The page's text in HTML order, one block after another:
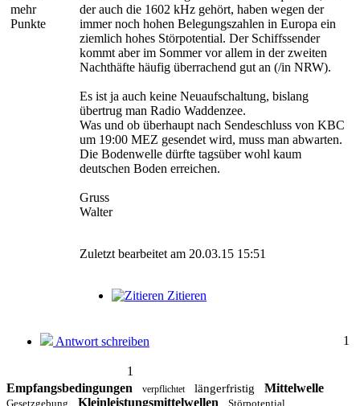
mehr
Punkte
der auch die 1602 kHz gehört, haben wegen der
immer noch hohen Belegungszahlen in Europa ein
ziemlich hohes Störpotential. Der Schiffssender
kommt aber im Sommer vor allem in der zweiten
Nachthäfte häufig überrachend gut an (/in NRW).
Es ist ja auch keine Neuaufschaltung, bislang
übertrug man Radio Waddenzee.
Was und ob überhaupt nach Sendeschluss von KBC
um 19:00 MEZ gesendet wird, muss man abwarten.
Die Bodenwelle dürfte tagsüber wohl kaum
deutschen Boden erreichen.
Gruss
Walter
Zuletzt bearbeitet am 20.03.15 15:51
Zitieren
Antwort schreiben 1
1
Empfangsbedingungen
verpflichtet längerfristig Mittelwelle
Gesetzgebung Kleinleistungsmittelwellen Störpotential